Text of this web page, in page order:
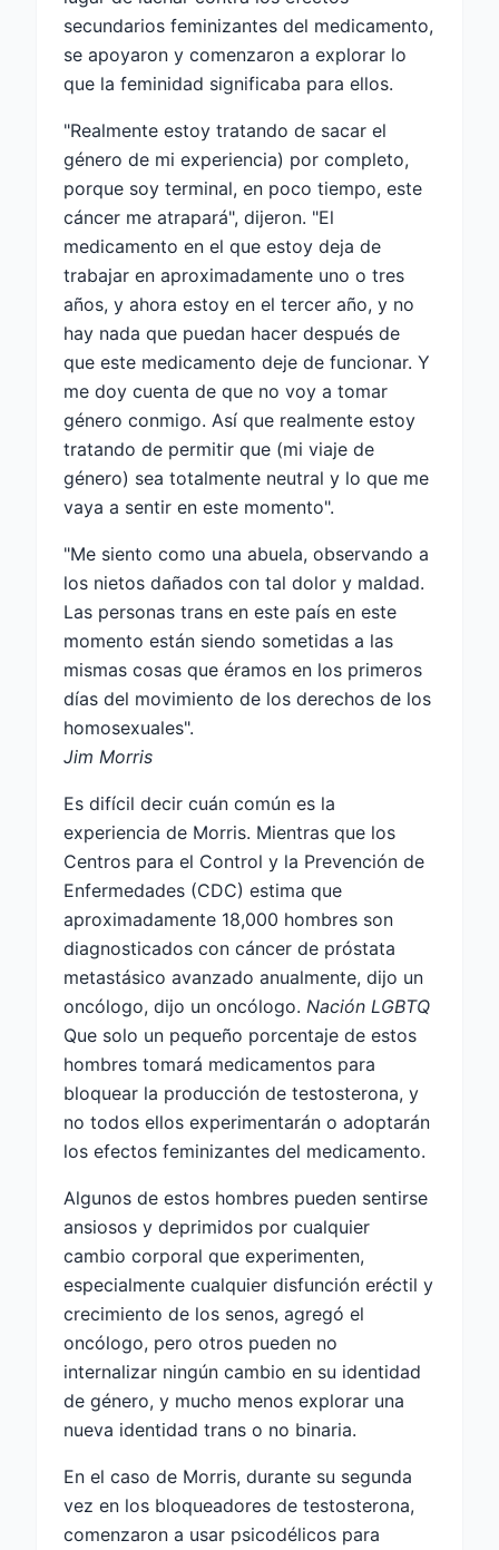
secundarios feminizantes del medicamento,
se apoyaron y comenzaron a explorar lo
que la feminidad significaba para ellos.
"Realmente estoy tratando de sacar el
género de mi experiencia) por completo,
porque soy terminal, en poco tiempo, este
cáncer me atrapará", dijeron. "El
medicamento en el que estoy deja de
trabajar en aproximadamente uno o tres
años, y ahora estoy en el tercer año, y no
hay nada que puedan hacer después de
que este medicamento deje de funcionar. Y
me doy cuenta de que no voy a tomar
género conmigo. Así que realmente estoy
tratando de permitir que (mi viaje de
género) sea totalmente neutral y lo que me
vaya a sentir en este momento".
"Me siento como una abuela, observando a
los nietos dañados con tal dolor y maldad.
Las personas trans en este país en este
momento están siendo sometidas a las
mismas cosas que éramos en los primeros
días del movimiento de los derechos de los
homosexuales".
Jim Morris
Es difícil decir cuán común es la
experiencia de Morris. Mientras que los
Centros para el Control y la Prevención de
Enfermedades (CDC) estima que
aproximadamente 18,000 hombres son
diagnosticados con cáncer de próstata
metastásico avanzado anualmente, dijo un
oncólogo, dijo un oncólogo. Nación LGBTQ
Que solo un pequeño porcentaje de estos
hombres tomará medicamentos para
bloquear la producción de testosterona, y
no todos ellos experimentarán o adoptarán
los efectos feminizantes del medicamento.
Algunos de estos hombres pueden sentirse
ansiosos y deprimidos por cualquier
cambio corporal que experimenten,
especialmente cualquier disfunción eréctil y
crecimiento de los senos, agregó el
oncólogo, pero otros pueden no
internalizar ningún cambio en su identidad
de género, y mucho menos explorar una
nueva identidad trans o no binaria.
En el caso de Morris, durante su segunda
vez en los bloqueadores de testosterona,
comenzaron a usar psicodélicos para